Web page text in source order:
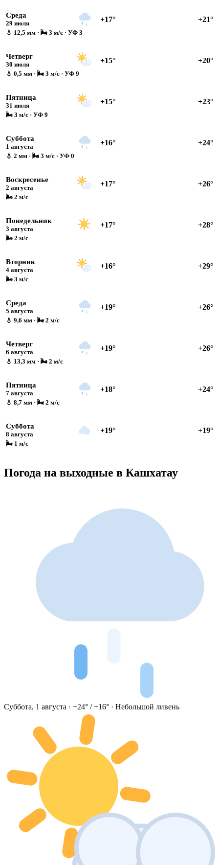
Среда
29 июля +17° +21°
💧 12,5 мм · 🌬 3 м/с · УФ 3
Четверг
30 июля +15° +20°
💧 0,5 мм · 🌬 3 м/с · УФ 9
Пятница
31 июля +15° +23°
🌬 3 м/с · УФ 9
Суббота
1 августа +16° +24°
💧 2 мм · 🌬 3 м/с · УФ 0
Воскресенье
2 августа +17° +26°
🌬 2 м/с
Понедельник
3 августа +17° +28°
🌬 2 м/с
Вторник
4 августа +16° +29°
🌬 3 м/с
Среда
5 августа +19° +26°
💧 9,6 мм · 🌬 2 м/с
Четверг
6 августа +19° +26°
💧 13,3 мм · 🌬 2 м/с
Пятница
7 августа +18° +24°
💧 8,7 мм · 🌬 2 м/с
Суббота
8 августа +19° +19°
🌬 1 м/с
Погода на выходные в Кашхатау
Суббота, 1 августа · +24° / +16° · Небольшой ливень